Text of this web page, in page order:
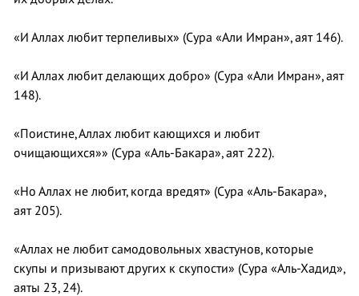
«И Аллах любит терпеливых» (Сура «Али Имран», аят 146).
«И Аллах любит делающих добро» (Сура «Али Имран», аят
148).
«Поистине, Аллах любит кающихся и любит
очищающихся»» (Сура «Аль-Бакара», аят 222).
«Но Аллах не любит, когда вредят» (Сура «Аль-Бакара»,
аят 205).
«Аллах не любит самодовольных хвастунов, которые
скупы и призывают других к скупости» (Сура «Аль-Хадид»,
аяты 23, 24).